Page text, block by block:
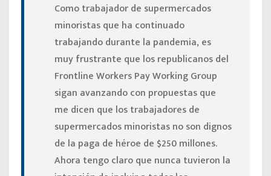
Como trabajador de supermercados
minoristas que ha continuado
trabajando durante la pandemia, es
muy frustrante que los republicanos del
Frontline Workers Pay Working Group
sigan avanzando con propuestas que
me dicen que los trabajadores de
supermercados minoristas no son dignos
de la paga de héroe de $250 millones.
Ahora tengo claro que nunca tuvieron la